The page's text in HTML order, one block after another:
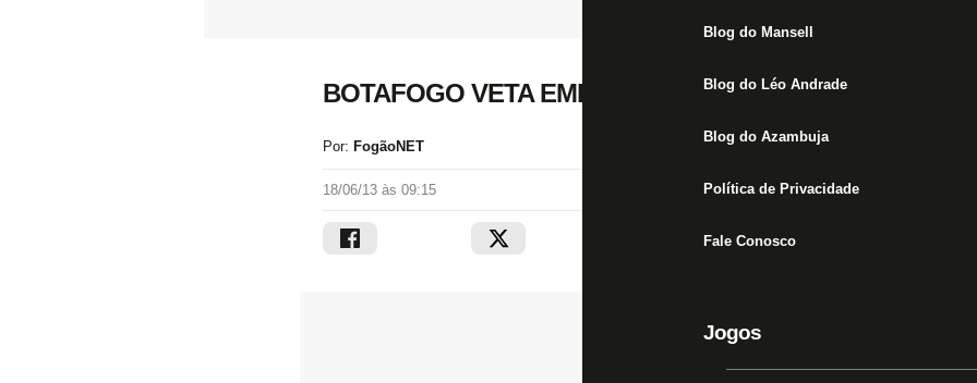
Blog do Mansell
Blog do Léo Andrade
Blog do Azambuja
Política de Privacidade
Fale Conosco
Jogos
BOTAFOGO VETA EMPRÉSTIMO DE DÓRIA AO
Por: FogãoNET
18/06/13 às 09:15